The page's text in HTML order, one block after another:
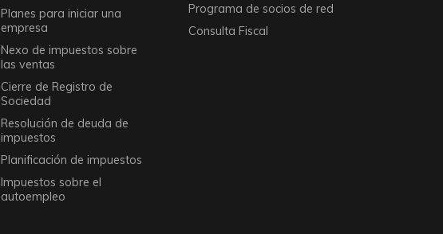
Planes para iniciar una
empresa
Nexo de impuestos sobre
las ventas
Cierre de Registro de
Sociedad
Resolución de deuda de
impuestos
Planificación de impuestos
Impuestos sobre el
autoempleo
Programa de socios de red
Consulta Fiscal